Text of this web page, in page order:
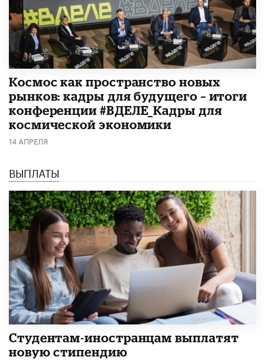
Космос как пространство новых
рынков: кадры для будущего – итоги
конференции #ВДЕЛЕ_Кадры для
космической экономики
14 АПРЕЛЯ
ВЫПЛАТЫ
Студентам-иностранцам выплатят
новую стипендию